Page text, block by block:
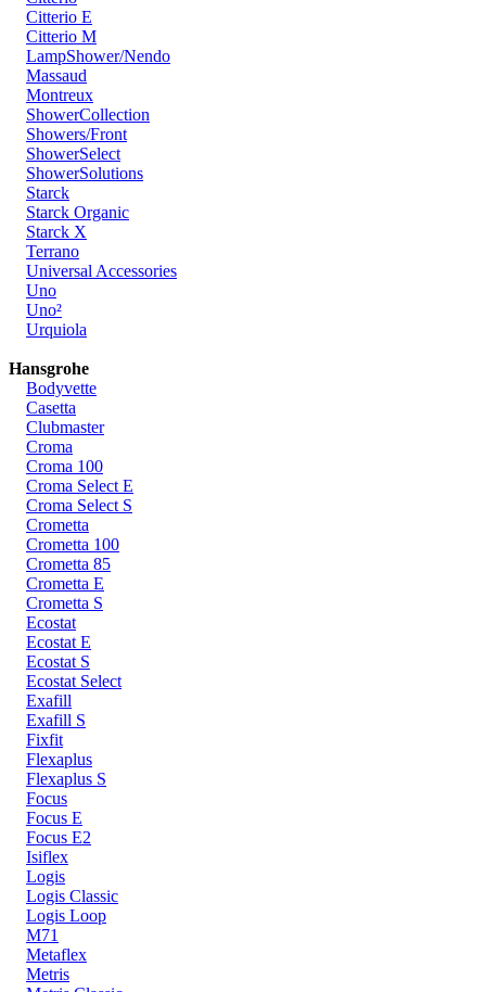
Citterio E
Citterio M
LampShower/Nendo
Massaud
Montreux
ShowerCollection
Showers/Front
ShowerSelect
ShowerSolutions
Starck
Starck Organic
Starck X
Terrano
Universal Accessories
Uno
Uno²
Urquiola
Hansgrohe
Bodyvette
Casetta
Clubmaster
Croma
Croma 100
Croma Select E
Croma Select S
Crometta
Crometta 100
Crometta 85
Crometta E
Crometta S
Ecostat
Ecostat E
Ecostat S
Ecostat Select
Exafill
Exafill S
Fixfit
Flexaplus
Flexaplus S
Focus
Focus E
Focus E2
Isiflex
Logis
Logis Classic
Logis Loop
M71
Metaflex
Metris